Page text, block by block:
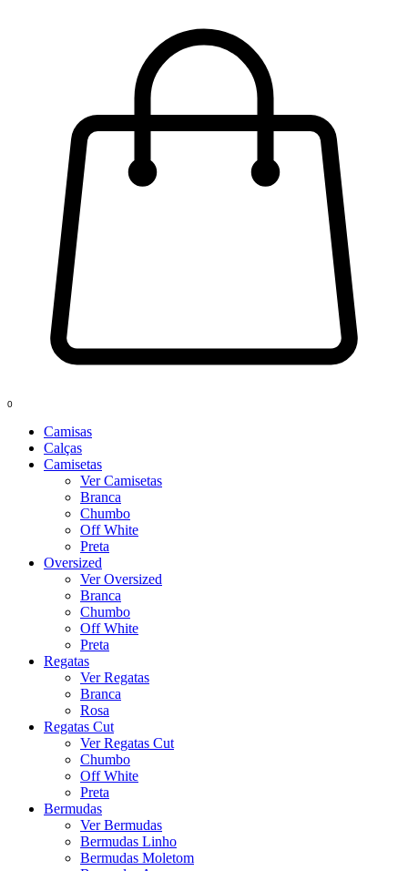
0
Camisas
Calças
Camisetas
Ver Camisetas
Branca
Chumbo
Off White
Preta
Oversized
Ver Oversized
Branca
Chumbo
Off White
Preta
Regatas
Ver Regatas
Branca
Rosa
Regatas Cut
Ver Regatas Cut
Chumbo
Off White
Preta
Bermudas
Ver Bermudas
Bermudas Linho
Bermudas Moletom